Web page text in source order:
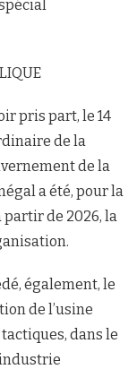
pris part, le 14
de la
de la
a été, pour la
de 2026, la
également, le
de l’usine
dans le